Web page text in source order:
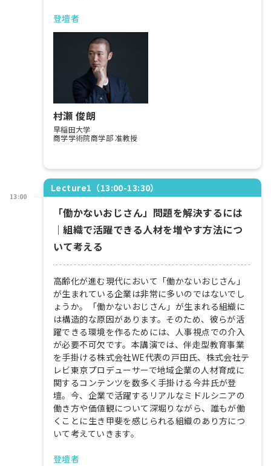
登壇者
村瀬 俊朗
早稲田大学
商学学術院商学部 准教授
13:00
Lecture1（13:00-13:30）
「働かないおじさん」問題を解決するには
｜組織で活躍できる人材を増やす方法につ
いて考える
高齢化が進む現代において「働かないおじさん」
が生まれている企業は非常に多いのではないでし
ょうか。「働かないおじさん」が生まれる組織に
は構造的な原因があります。そのため、彼らが活
躍できる環境を作るためには、人事視点での介入
が必要不可欠です。本講演では、伴走型教育事業
を手掛ける株式会社WE代表の戸田氏、株式会社テ
レビ東京プロデューサーで地域企業の人材育成に
関するコンテンツを数多く手掛ける今井氏が登
壇。今、企業で活躍するリアルなミドルシニアの
働き方や価値観について深堀りながら、誰もが働
くことに生き甲斐を感じられる組織のあり方につ
いて考えていきます。
登壇者